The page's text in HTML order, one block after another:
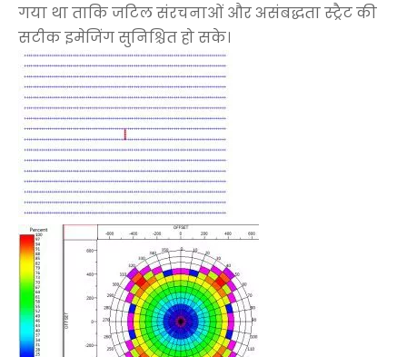
गया था ताकि जटिल संरचनाओं और असंबद्धता स्ट्रैट की
सटीक इमेजिंग सुनिश्चित हो सके।